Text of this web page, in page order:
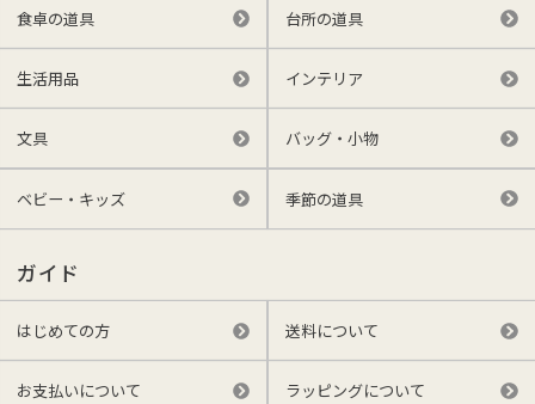
食卓の道具 台所の道具
生活用品 インテリア
文具 バッグ・小物
ベビー・キッズ 季節の道具
ガイド
はじめての方 送料について
お支払いについて ラッピングについて